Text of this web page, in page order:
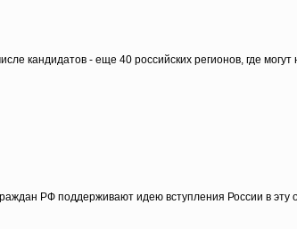
кандидатов - еще 40 российских регионов, где
РФ поддерживают идею вступления России в эту